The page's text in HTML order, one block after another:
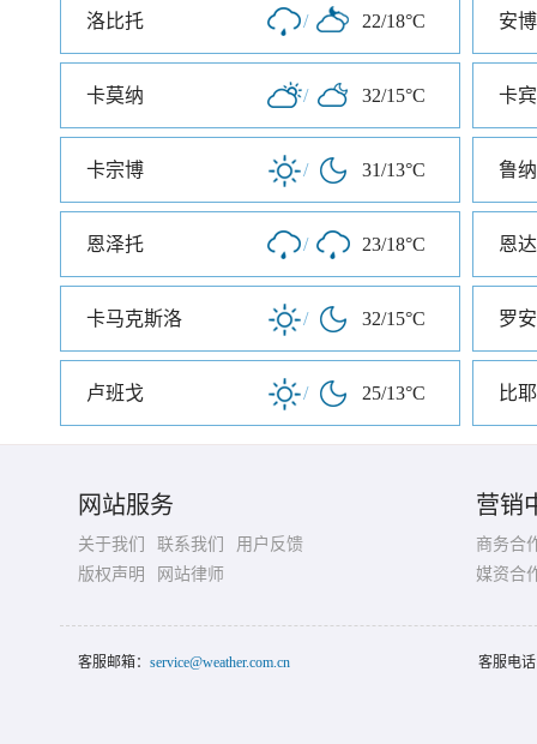
洛比托 / 22/18°C 安
卡莫纳 / 32/15°C 卡
卡宗博 / 31/13°C 鲁纳
恩泽托 / 23/18°C 恩
卡马克斯洛 / 32/15°C 罗
卢班戈 / 25/13°C 比耶
网站服务
关于我们 联系我们
用户反馈
版权声明
网站律师
营销
商务合
媒资合
客服邮箱： service@weather.com.cn 客服电